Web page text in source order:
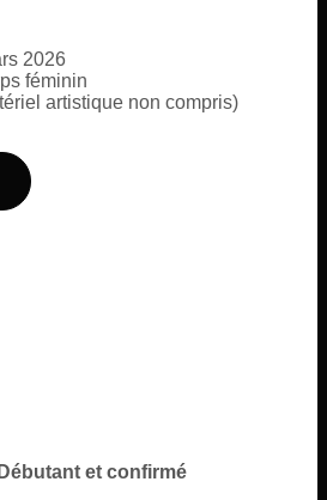
2026
féminin
artistique non compris)
et confirmé